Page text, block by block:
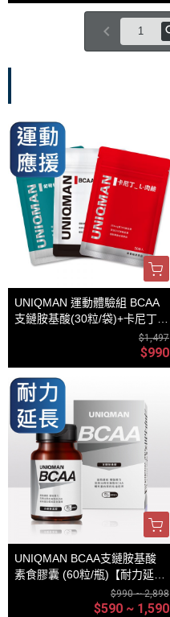
UNIQMAN 運動體驗組 BCAA
支鏈胺基酸(30粒/袋)+卡尼丁_
肉鹼(30粒/袋)+軟骨素(30粒/$1,497
$990
UNIQMAN BCAA支鏈胺基酸
素食膠囊 (60粒/瓶)【耐力延長
$990 ~ 2,898
$590 ~ 1,590